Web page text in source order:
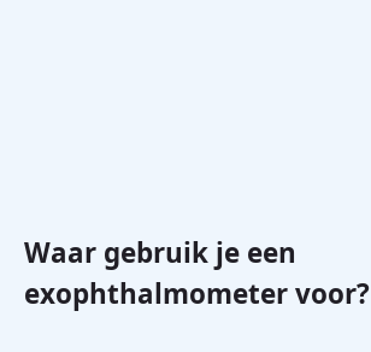
Waar gebruik je een
exophthalmometer voor?